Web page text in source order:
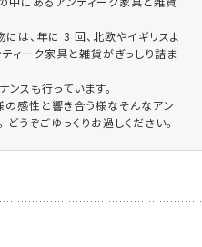
は、年に 3 回、北欧やイギリスよ
ィーク家具と雑貨がぎっしり詰ま
スも行っています。
感性と響き合う様なそんなアン
うぞごゆっくりお過しください。